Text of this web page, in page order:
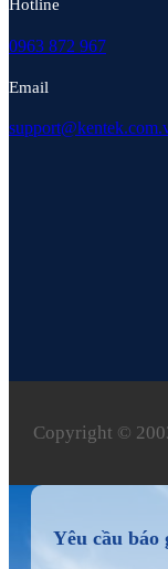
Hotline
0963 872 967
Email
Copyright ©
Yêu cầu báo